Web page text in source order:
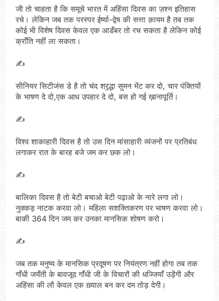
जी तो चाहता है कि समूचे भारत में अहिंसा दिवस का ज़श्न इतिहास
रचे। लेकिन जब तक परस्पर ईर्ष्या-द्वेष की सत्ता क़ायम है तब तक
कोई भी विशेष दिवस केवल एक आडँबर तो रच सकता है लेकिन कोई
क्राँति नहीं ला सकता।
✍️
सीनियर सिटीजंस डे है तो चंद श्रृद्धा सुमन भेंट कर दो, चार पंक्तियों
के भाषण दे दो,एक आध उपहार दे दो, बस हो गई ख़ानापूर्ति।
✍️
विश्व शाकाहारी दिवस है तो उस दिन मांसाहारी व्यंजनों पर प्रतिबंध
लगाकर रात के बारह बजे जम कर छक लो।
✍️
बालिका दिवस है तो बेटी बचाओ बेटी पढ़ाओ के नारे लगा लो।
नुक्कड़ नाटक करवा लो। महिला सशक्तिकरण पर भाषण करवा लो।
बाकी 364 दिन जम कर उनका मानसिक शोषण करो।
✍️
जब तक मनुष्य के मानसिक प्रदूषण पर नियंत्रण नहीं होगा तब तक
गाँधी जयँती के बावजूद गाँधी जी के विचारों की धज्जियाँ उड़ेंगी और
अहिंसा की लौ केवल एक ख़्याल बन कर दम तोड़ देगी।